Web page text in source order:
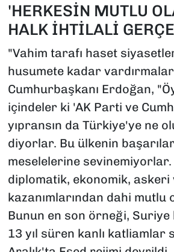
'HERKESİN MUTLU
HALK İHTİLALİ
"Vahim tarafı haset
husumete kadar
Cumhurbaşkanı Erdoğan,
içindeler ki 'AK Parti ve
yıpransın da Türkiye'ye ne
diyorlar. Bu ülkenin
meselelerine
diplomatik, ekonomik, askeri
kazanımlarından dahi mutlu
Bunun en son örneği,
13 yıl süren kanlı katliamlar